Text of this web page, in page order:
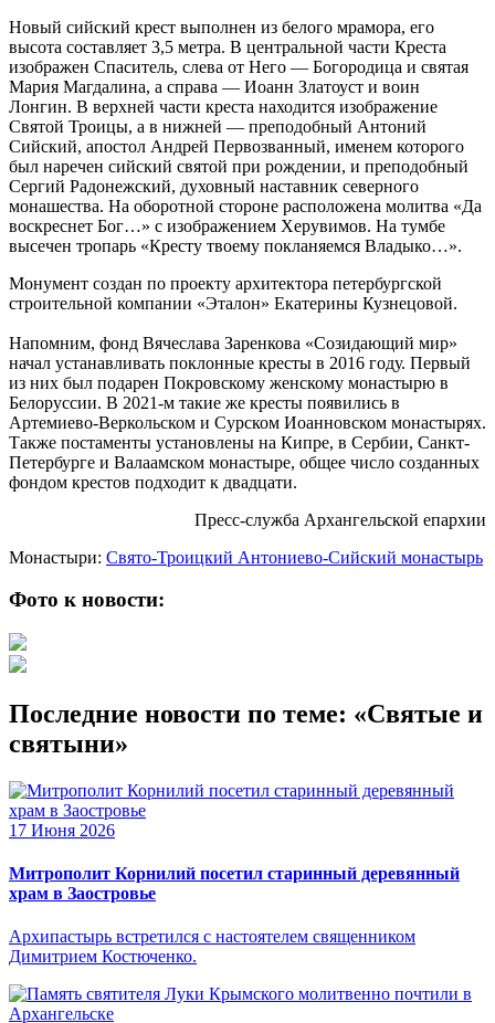
Новый сийский крест выполнен из белого мрамора, его
высота составляет 3,5 метра. В центральной части Креста
изображен Спаситель, слева от Него — Богородица и святая
Мария Магдалина, а справа — Иоанн Златоуст и воин
Лонгин. В верхней части креста находится изображение
Святой Троицы, а в нижней — преподобный Антоний
Сийский, апостол Андрей Первозванный, именем которого
был наречен сийский святой при рождении, и преподобный
Сергий Радонежский, духовный наставник северного
монашества. На оборотной стороне расположена молитва «Да
воскреснет Бог…» с изображением Херувимов. На тумбе
высечен тропарь «Кресту твоему покланяемся Владыко…».
Монумент создан по проекту архитектора петербургской
строительной компании «Эталон» Екатерины Кузнецовой.
Напомним, фонд Вячеслава Заренкова «Созидающий мир»
начал устанавливать поклонные кресты в 2016 году. Первый
из них был подарен Покровскому женскому монастырю в
Белоруссии. В 2021-м такие же кресты появились в
Артемиево-Веркольском и Сурском Иоанновском монастырях.
Также постаменты установлены на Кипре, в Сербии, Санкт-
Петербурге и Валаамском монастыре, общее число созданных
фондом крестов подходит к двадцати.
Пресс-служба Архангельской епархии
Монастыри: Свято-Троицкий Антониево-Сийский монастырь
Фото к новости:
Последние новости по теме: «Святые и
святыни»
17 Июня 2026
Митрополит Корнилий посетил старинный деревянный
храм в Заостровье
Архипастырь встретился с настоятелем священником
Димитрием Костюченко.